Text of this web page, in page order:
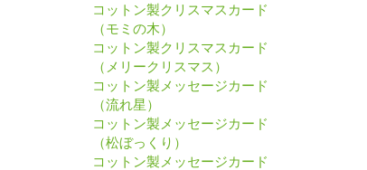
コットン製クリスマスカード
（モミの木）
コットン製クリスマスカード
（メリークリスマス）
コットン製メッセージカード
（流れ星）
コットン製メッセージカード
（松ぼっくり）
コットン製メッセージカード